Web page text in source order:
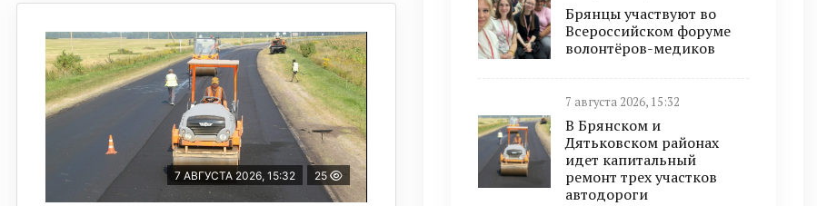
7 АВГУСТА 2026, 15:32 25
Брянцы участвуют во
Всероссийском форуме
волонтёров-медиков
7 августа 2026, 15:32
В Брянском и
Дятьковском районах
идет капитальный
ремонт трех участков
автодороги